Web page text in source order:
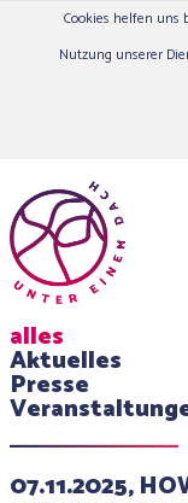
Cookies helfen uns
Nutzung unserer
alles
Aktuelles
Presse
07.11.2025,